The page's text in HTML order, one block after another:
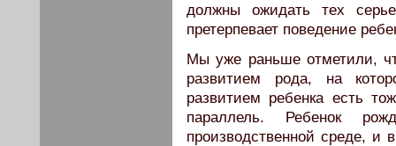
должны ожидать тех
претерпевает поведение
Мы уже раньше отметили,
развитием рода, на
развитием ребенка есть
параллель. Ребенок
производственной среде, и